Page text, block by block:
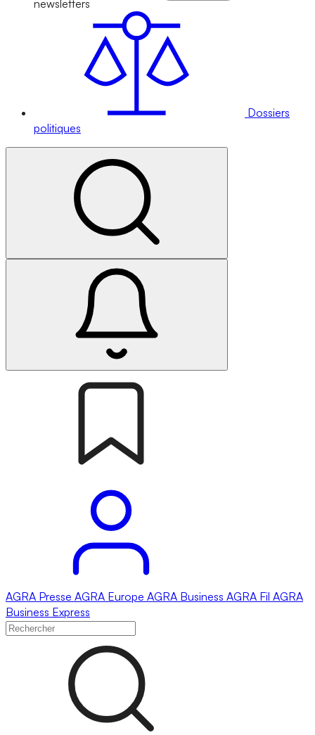
newsletters
Dossiers
politiques
AGRA Presse AGRA Europe AGRA Business AGRA Fil AGRA
Business Express